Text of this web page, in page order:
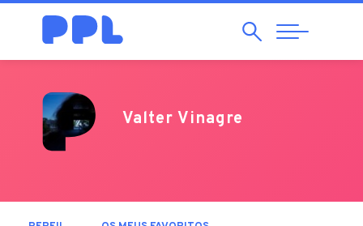
Pesquisar
Abrir
Navegação
Valter Vinagre